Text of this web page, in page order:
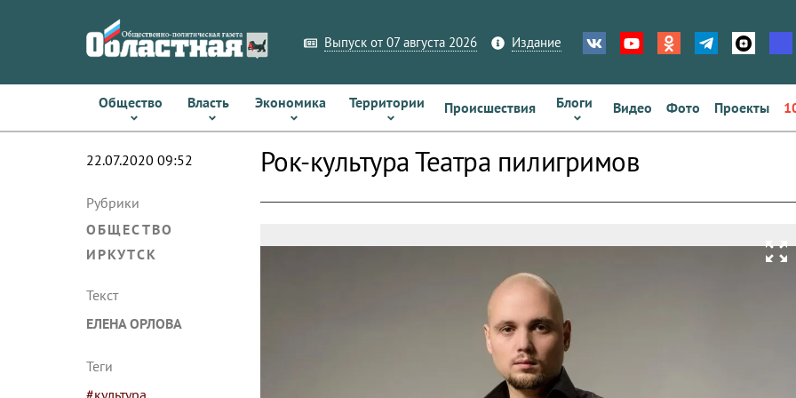
Выпуск от 07 августа 2026 Издание
Общество Власть Экономика Территории Происшествия Блоги Видео Фото Проекты
22.07.2020 09:52
Рубрики
ОБЩЕСТВО
ИРКУТСК
Текст
ЕЛЕНА ОРЛОВА
Теги
#культура
Рок-культура Театра пилигримов
zoom_out_map